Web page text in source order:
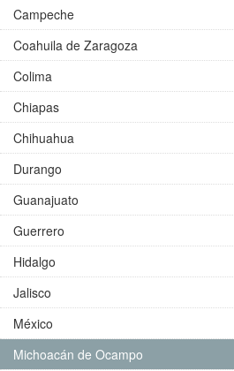
Campeche
Coahuila de Zaragoza
Colima
Chiapas
Chihuahua
Durango
Guanajuato
Guerrero
Hidalgo
Jalisco
México
Michoacán de Ocampo